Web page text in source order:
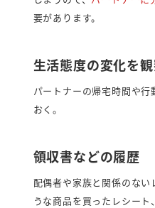
要があります。
生活態度の変化を
パートナーの帰宅時間や
おく。
領収書などの履歴
配偶者や家族と関係のな
うな商品を買ったレシー